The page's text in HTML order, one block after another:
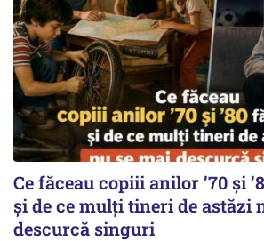
Ce făceau copiii anilor ’70 și
și de ce mulți tineri de astăzi
descurcă singuri